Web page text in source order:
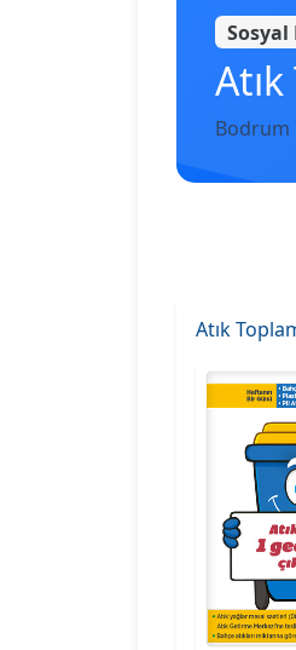
Bodrum
Atık